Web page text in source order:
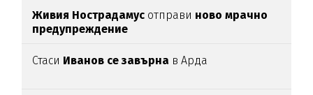
Живия Нострадамус отправи ново мрачно
предупреждение
Стаси Иванов се завърна в Арда